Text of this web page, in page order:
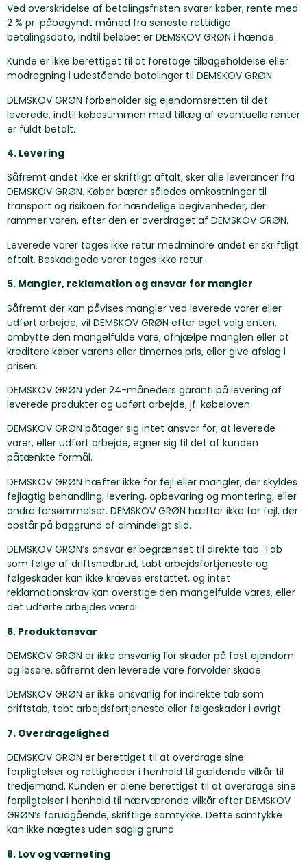
Ved overskridelse af betalingsfristen svarer køber, rente med
2 % pr. påbegyndt måned fra seneste rettidige
betalingsdato, indtil beløbet er DEMSKOV GRØN i hænde.
Kunde er ikke berettiget til at foretage tilbageholdelse eller
modregning i udestående betalinger til DEMSKOV GRØN.
DEMSKOV GRØN forbeholder sig ejendomsretten til det
leverede, indtil købesummen med tillæg af eventuelle renter
er fuldt betalt.
4. Levering
Såfremt andet ikke er skriftligt aftalt, sker alle leverancer fra
DEMSKOV GRØN. Køber bærer således omkostninger til
transport og risikoen for hændelige begivenheder, der
rammer varen, efter den er overdraget af DEMSKOV GRØN.
Leverede varer tages ikke retur medmindre andet er skriftligt
aftalt. Beskadigede varer tages ikke retur.
5. Mangler, reklamation og ansvar for mangler
Såfremt der kan påvises mangler ved leverede varer eller
udført arbejde, vil DEMSKOV GRØN efter eget valg enten,
ombytte den mangelfulde vare, afhjælpe manglen eller at
kreditere køber varens eller timernes pris, eller give afslag i
prisen.
DEMSKOV GRØN yder 24-måneders garanti på levering af
leverede produkter og udført arbejde, jf. købeloven.
DEMSKOV GRØN påtager sig intet ansvar for, at leverede
varer, eller udført arbejde, egner sig til det af kunden
påtænkte formål.
DEMSKOV GRØN hæfter ikke for fejl eller mangler, der skyldes
fejlagtig behandling, levering, opbevaring og montering, eller
andre forsømmelser. DEMSKOV GRØN hæfter ikke for fejl, der
opstår på baggrund af almindeligt slid.
DEMSKOV GRØN’s ansvar er begrænset til direkte tab. Tab
som følge af driftsnedbrud, tabt arbejdsfortjeneste og
følgeskader kan ikke kræves erstattet, og intet
reklamationskrav kan overstige den mangelfulde vares, eller
det udførte arbejdes værdi.
6. Produktansvar
DEMSKOV GRØN er ikke ansvarlig for skader på fast ejendom
og løsøre, såfremt den leverede vare forvolder skade.
DEMSKOV GRØN er ikke ansvarlig for indirekte tab som
driftstab, tabt arbejdsfortjeneste eller følgeskader i øvrigt.
7. Overdragelighed
DEMSKOV GRØN er berettiget til at overdrage sine
forpligtelser og rettigheder i henhold til gældende vilkår til
tredjemand. Kunden er alene berettiget til at overdrage sine
forpligtelser i henhold til nærværende vilkår efter DEMSKOV
GRØN’s forudgående, skriftlige samtykke. Dette samtykke
kan ikke nægtes uden saglig grund.
8. Lov og værneting